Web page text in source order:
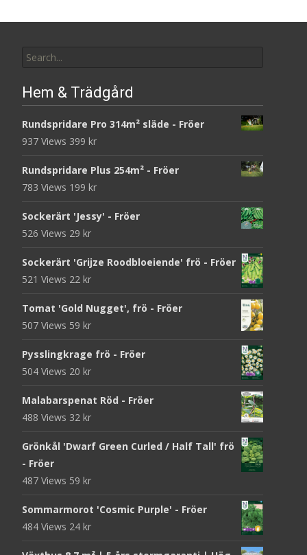
for:
Hem & Trädgård
Rundspridare Pro 314m² släde - Fröer
937 Views 399 kr
Rundspridare Plus 254m² - Fröer
783 Views 199 kr
Sockerärt 'Jessy' - Fröer
526 Views 29 kr
Sockerärt 'Grijze Roodbloeiende' frö - Fröer
521 Views 22 kr
Tomat 'Gold Nugget', frö - Fröer
507 Views 59 kr
Pysslingkrage frö - Fröer
504 Views 20 kr
Malabarspenat Röd - Fröer
488 Views 32 kr
Grönkål 'Dwarf Green Curled / Half Tall' frö
- Fröer
487 Views 59 kr
Sommarmorot 'Cosmic Purple' - Fröer
484 Views 24 kr